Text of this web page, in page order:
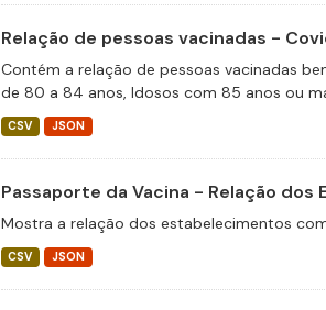
Relação de pessoas vacinadas -
Contém a relação de pessoas vacinadas
de 80 a 84 anos, Idosos com 85 anos ou
CSV JSON
Passaporte da Vacina - Relação
Mostra a relação dos estabelecimentos
CSV JSON